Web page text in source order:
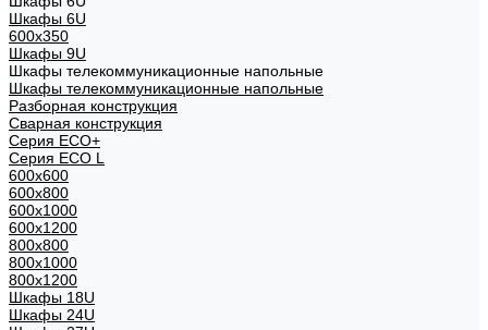
Шкафы 6U
600x350
Шкафы 9U
Шкафы телекоммуникационные напольные
Шкафы телекоммуникационные напольные
Разборная конструкция
Сварная конструкция
Серия ECO+
Серия ECO L
600x600
600x800
600х1000
600х1200
800x800
800х1000
800х1200
Шкафы 18U
Шкафы 24U